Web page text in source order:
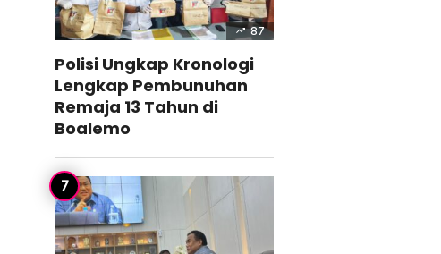
87
Polisi Ungkap Kronologi
Lengkap Pembunuhan
Remaja 13 Tahun di
Boalemo